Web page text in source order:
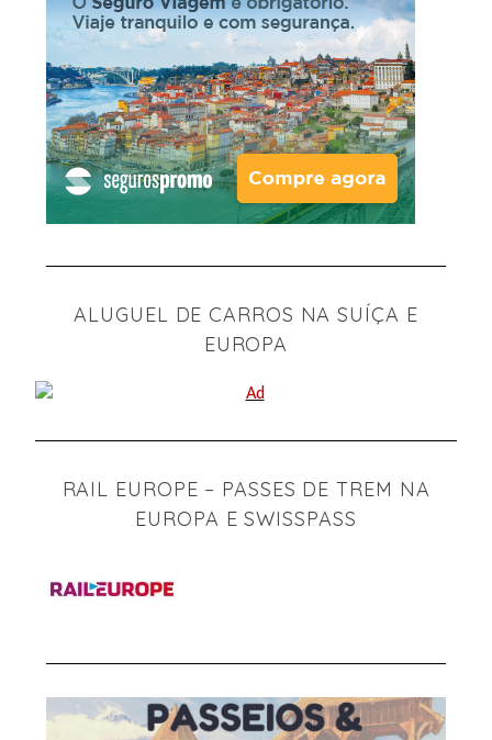
ALUGUEL DE CARROS NA SUÍÇA E
EUROPA
RAIL EUROPE – PASSES DE TREM NA
EUROPA E SWISSPASS